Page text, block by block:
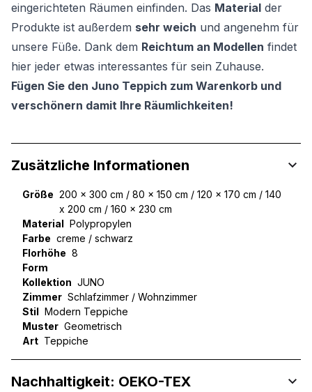
eingerichteten Räumen einfinden. Das Material der
Produkte ist außerdem sehr weich und angenehm für
unsere Füße. Dank dem Reichtum an Modellen findet
hier jeder etwas interessantes für sein Zuhause.
Fügen Sie den Juno Teppich zum Warenkorb und
verschönern damit Ihre Räumlichkeiten!
Zusätzliche Informationen
Größe 200 x 300 cm / 80 x 150 cm / 120 x 170 cm / 140
x 200 cm / 160 x 230 cm
Material Polypropylen
Farbe creme / schwarz
Florhöhe 8
Form
Kollektion JUNO
Zimmer Schlafzimmer / Wohnzimmer
Stil Modern Teppiche
Muster Geometrisch
Art Teppiche
Nachhaltigkeit: OEKO-TEX